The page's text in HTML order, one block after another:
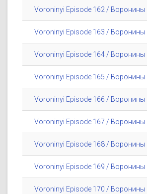
Voroninyi Episode 162 / Воронины
Voroninyi Episode 163 / Воронины
Voroninyi Episode 164 / Воронины
Voroninyi Episode 165 / Воронины
Voroninyi Episode 166 / Воронины
Voroninyi Episode 167 / Воронины
Voroninyi Episode 168 / Воронины
Voroninyi Episode 169 / Воронины
Voroninyi Episode 170 / Воронины